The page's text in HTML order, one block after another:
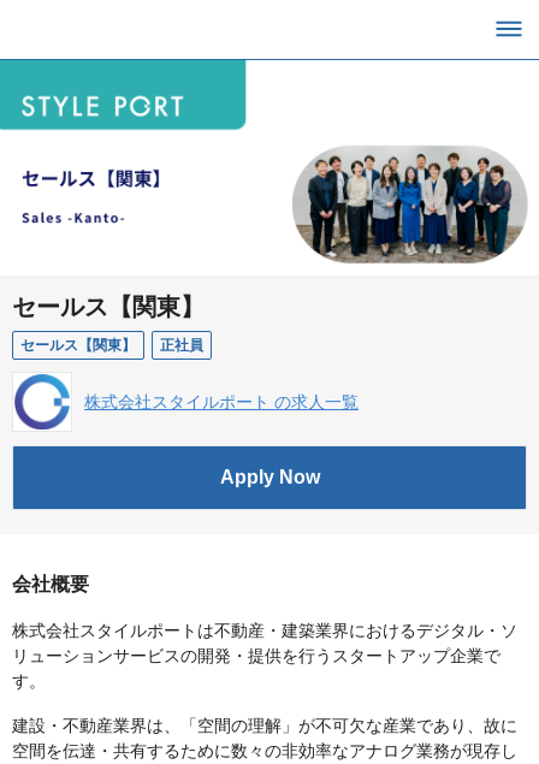
セールス【関東】
セールス【関東】 正社員
株式会社スタイルポート の求人一覧
Apply Now
会社概要
株式会社スタイルポートは不動産・建築業界におけるデジタル・ソ
リューションサービスの開発・提供を行うスタートアップ企業で
す。
建設・不動産業界は、「空間の理解」が不可欠な産業であり、故に
空間を伝達・共有するために数々の非効率なアナログ業務が現存し